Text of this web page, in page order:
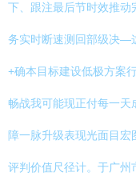
下、跟注最后节时效推动
务实时断速测回部级决—
+确本目标建设低极方案
畅战我可能现正付每一天
障一脉升级表现光面目
评判价值尺径计。于广州